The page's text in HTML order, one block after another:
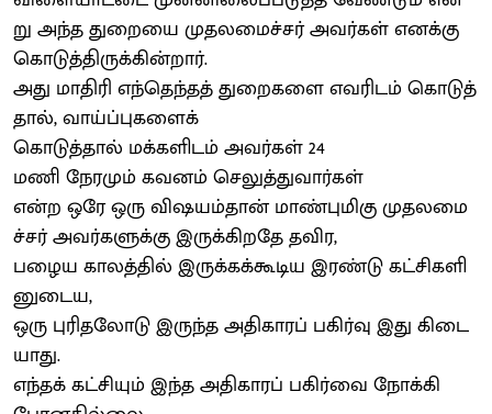
று அந்த துறையை முதலமைச்சர் அவர்கள் எனக்கு
கொடுத்திருக்கின்றார்.
அது மாதிரி எந்தெந்தத் துறைகளை எவரிடம் கொடுத்
தால், வாய்ப்புகளைக்
கொடுத்தால் மக்களிடம் அவர்கள் 24
மணி நேரமும் கவனம் செலுத்துவார்கள்
என்ற ஒரே ஒரு விஷயம்தான் மாண்புமிகு முதலமை
ச்சர் அவர்களுக்கு இருக்கிறதே தவிர,
பழைய காலத்தில் இருக்கக்கூடிய இரண்டு கட்சிகளி
னுடைய,
ஒரு புரிதலோடு இருந்த அதிகாரப் பகிர்வு இது கிடை
யாது.
எந்தக் கட்சியும் இந்த அதிகாரப் பகிர்வை நோக்கி